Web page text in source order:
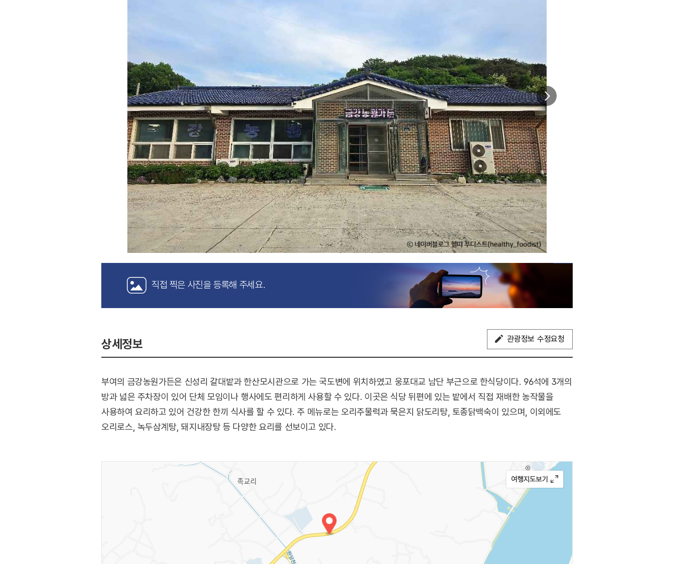
직접 찍은 사진을 등록해 주세요.
상세정보 관광정보 수정요청
부여의 금강농원가든은 신성리 갈대밭과 한산모시관으로 가는 국도변에 위치하였고 웅포대교 남단 부근으로 한식당이다. 96석에 3개의
방과 넓은 주차장이 있어 단체 모임이나 행사에도 편리하게 사용할 수 있다. 이곳은 식당 뒤편에 있는 밭에서 직접 재배한 농작물을
사용하여 요리하고 있어 건강한 한끼 식사를 할 수 있다. 주 메뉴로는 오리주물럭과 묵은지 닭도리탕, 토종닭백숙이 있으며, 이외에도
오리로스, 녹두삼계탕, 돼지내장탕 등 다양한 요리를 선보이고 있다.